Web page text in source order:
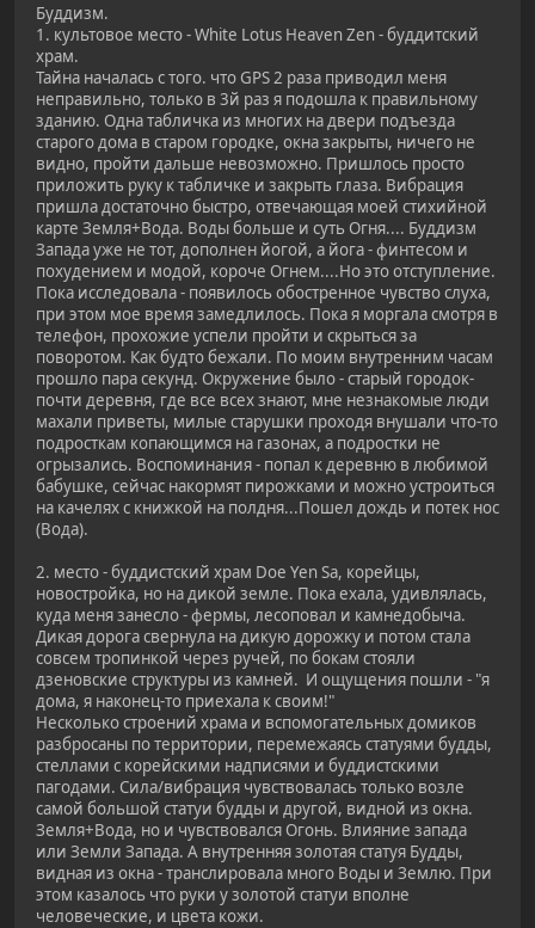
Буддизм.
1. культовое место - White Lotus Heaven Zen - буддитский
храм.
Тайна началась с того. что GPS 2 раза приводил меня
неправильно, только в 3й раз я подошла к правильному
зданию. Одна табличка из многих на двери подъезда
старого дома в старом городке, окна закрыты, ничего не
видно, пройти дальше невозможно. Пришлось просто
приложить руку к табличке и закрыть глаза. Вибрация
пришла достаточно быстро, отвечающая моей стихийной
карте Земля+Вода. Воды больше и суть Огня.... Буддизм
Запада уже не тот, дополнен йогой, а йога - финтесом и
похудением и модой, короче Огнем....Но это отступление.
Пока исследовала - появилось обостренное чувство слуха,
при этом мое время замедлилось. Пока я моргала смотря в
телефон, прохожие успели пройти и скрыться за
поворотом. Как будто бежали. По моим внутренним часам
прошло пара секунд. Окружение было - старый городок-
почти деревня, где все всех знают, мне незнакомые люди
махали приветы, милые старушки проходя внушали что-то
подросткам копающимся на газонах, а подростки не
огрызались. Воспоминания - попал к деревню в любимой
бабушке, сейчас накормят пирожками и можно устроиться
на качелях с книжкой на полдня...Пошел дождь и потек нос
(Вода).
2. место - буддистский храм Doe Yen Sa, корейцы,
новостройка, но на дикой земле. Пока ехала, удивлялась,
куда меня занесло - фермы, лесоповал и камнедобыча.
Дикая дорога свернула на дикую дорожку и потом стала
совсем тропинкой через ручей, по бокам стояли
дзеновские структуры из камней. И ощущения пошли - "я
дома, я наконец-то приехала к своим!"
Несколько строений храма и вспомогательных домиков
разбросаны по территории, перемежаясь статуями будды,
стеллами с корейскими надписями и буддистскими
пагодами. Сила/вибрация чувствовалась только возле
самой большой статуи будды и другой, видной из окна.
Земля+Вода, но и чувствовался Огонь. Влияние запада
или Земли Запада. А внутренняя золотая статуя Будды,
видная из окна - транслировала много Воды и Землю. При
этом казалось что руки у золотой статуи вполне
человеческие, и цвета кожи.